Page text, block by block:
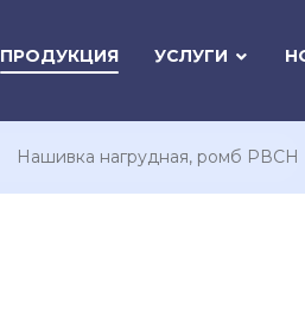
ПРОДУКЦИЯ УСЛУГИ
Нашивка нагрудная, ромб РВСН